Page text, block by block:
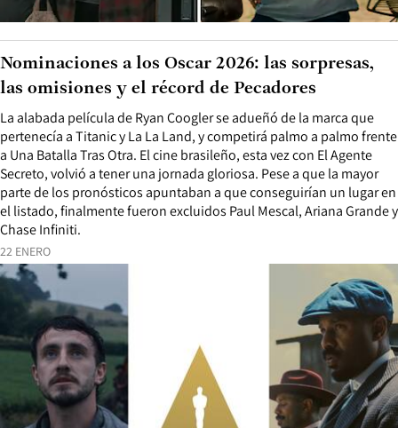
22 ENERO
La alabada película de Ryan Coogler se adueñó de la marca que
pertenecía a Titanic y La La Land, y competirá palmo a palmo frente
a Una Batalla Tras Otra. El cine brasileño, esta vez con El Agente
Secreto, volvió a tener una jornada gloriosa. Pese a que la mayor
parte de los pronósticos apuntaban a que conseguirían un lugar en
el listado, finalmente fueron excluidos Paul Mescal, Ariana Grande y
Chase Infiniti.
Nominaciones a los Oscar 2026: las sorpresas,
las omisiones y el récord de Pecadores